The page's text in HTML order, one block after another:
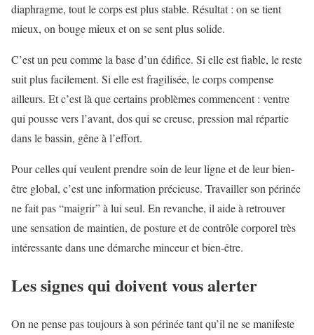
diaphragme, tout le corps est plus stable. Résultat : on se tient
mieux, on bouge mieux et on se sent plus solide.
C’est un peu comme la base d’un édifice. Si elle est fiable, le reste
suit plus facilement. Si elle est fragilisée, le corps compense
ailleurs. Et c’est là que certains problèmes commencent : ventre
qui pousse vers l’avant, dos qui se creuse, pression mal répartie
dans le bassin, gêne à l’effort.
Pour celles qui veulent prendre soin de leur ligne et de leur bien-
être global, c’est une information précieuse. Travailler son périnée
ne fait pas “maigrir” à lui seul. En revanche, il aide à retrouver
une sensation de maintien, de posture et de contrôle corporel très
intéressante dans une démarche minceur et bien-être.
Les signes qui doivent vous alerter
On ne pense pas toujours à son périnée tant qu’il ne se manifeste